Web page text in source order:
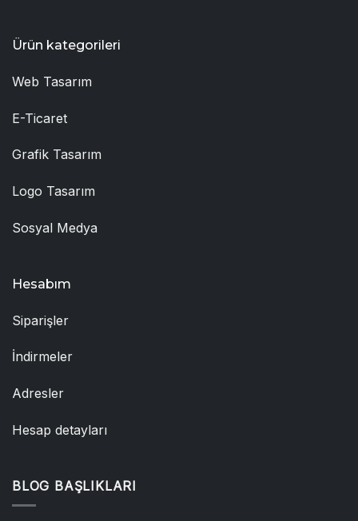
Ürün kategorileri
Web Tasarım
E-Ticaret
Grafik Tasarım
Logo Tasarım
Sosyal Medya
Hesabım
Siparişler
İndirmeler
Adresler
Hesap detayları
BLOG BAŞLIKLARI